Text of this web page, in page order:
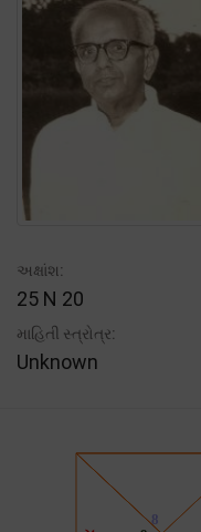
અક્ષાંશ:
25 N 20
માહિતી સ્ત્રોત્ર:
Unknown